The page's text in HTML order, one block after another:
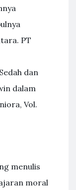
PT
dan
dalam
Vol.
menulis
moral